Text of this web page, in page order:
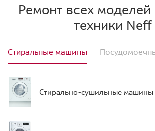
Ремонт всех
техники Neff
Стиральные машины
Стирально-сушильные машины